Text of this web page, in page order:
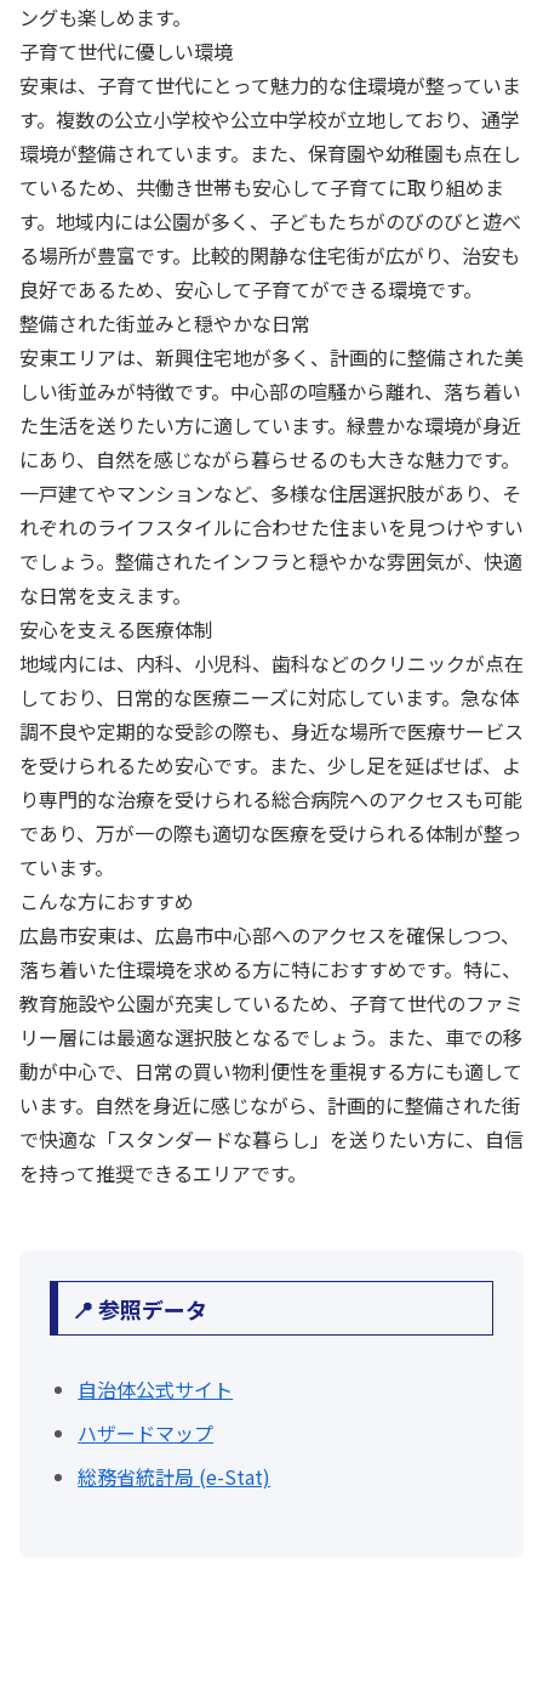
ングも楽しめます。
子育て世代に優しい環境
安東は、子育て世代にとって魅力的な住環境が整っていま
す。複数の公立小学校や公立中学校が立地しており、通学
環境が整備されています。また、保育園や幼稚園も点在し
ているため、共働き世帯も安心して子育てに取り組めま
す。地域内には公園が多く、子どもたちがのびのびと遊べ
る場所が豊富です。比較的閑静な住宅街が広がり、治安も
良好であるため、安心して子育てができる環境です。
整備された街並みと穏やかな日常
安東エリアは、新興住宅地が多く、計画的に整備された美
しい街並みが特徴です。中心部の喧騒から離れ、落ち着い
た生活を送りたい方に適しています。緑豊かな環境が身近
にあり、自然を感じながら暮らせるのも大きな魅力です。
一戸建てやマンションなど、多様な住居選択肢があり、そ
れぞれのライフスタイルに合わせた住まいを見つけやすい
でしょう。整備されたインフラと穏やかな雰囲気が、快適
な日常を支えます。
安心を支える医療体制
地域内には、内科、小児科、歯科などのクリニックが点在
しており、日常的な医療ニーズに対応しています。急な体
調不良や定期的な受診の際も、身近な場所で医療サービス
を受けられるため安心です。また、少し足を延ばせば、よ
り専門的な治療を受けられる総合病院へのアクセスも可能
であり、万が一の際も適切な医療を受けられる体制が整っ
ています。
こんな方におすすめ
広島市安東は、広島市中心部へのアクセスを確保しつつ、
落ち着いた住環境を求める方に特におすすめです。特に、
教育施設や公園が充実しているため、子育て世代のファミ
リー層には最適な選択肢となるでしょう。また、車での移
動が中心で、日常の買い物利便性を重視する方にも適して
います。自然を身近に感じながら、計画的に整備された街
で快適な「スタンダードな暮らし」を送りたい方に、自信
を持って推奨できるエリアです。
📍 参照データ
自治体公式サイト
ハザードマップ
総務省統計局 (e-Stat)